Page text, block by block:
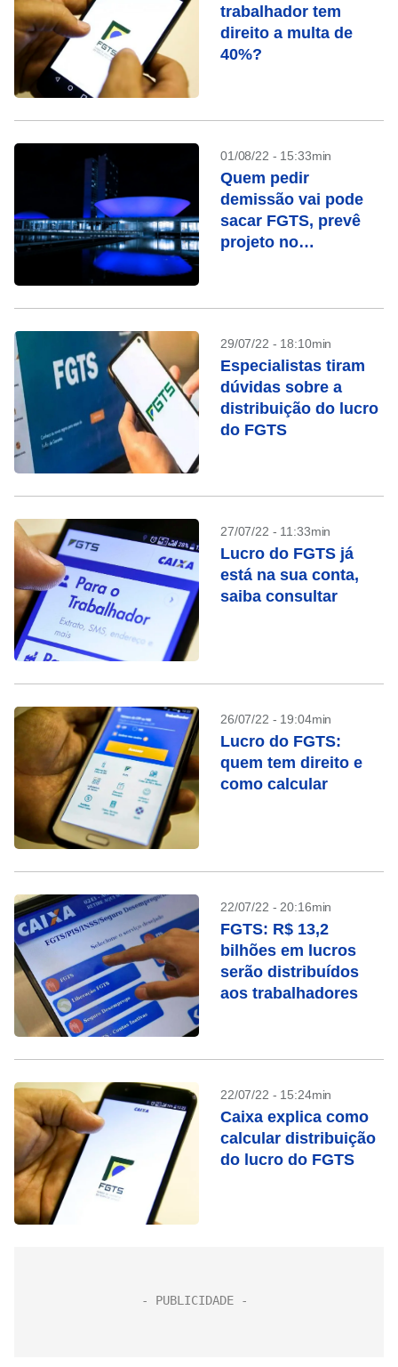
trabalhador tem
direito a multa de
40%?
01/08/22 - 15:33min
Quem pedir
demissão vai pode
sacar FGTS, prevê
projeto no
29/07/22 - 18:10min
Especialistas tiram
dúvidas sobre a
distribuição do lucro
do FGTS
27/07/22 - 11:33min
Lucro do FGTS já
está na sua conta,
saiba consultar
26/07/22 - 19:04min
Lucro do FGTS:
quem tem direito e
como calcular
22/07/22 - 20:16min
FGTS: R$ 13,2
bilhões em lucros
serão distribuídos
aos trabalhadores
22/07/22 - 15:24min
Caixa explica como
calcular distribuição
do lucro do FGTS